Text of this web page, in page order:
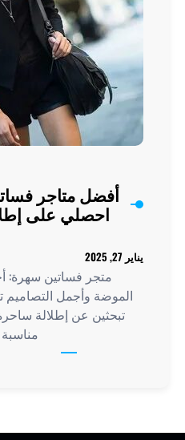
أفضل متاجر
احصلي على
يناير 27, 2025
متجر فساتين سهرة:
الموضة وأجمل التصاميم
تبحثين عن إطلالة